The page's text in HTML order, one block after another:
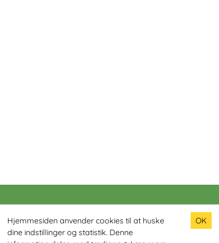
Hjemmesiden anvender cookies til at huske
dine indstillinger og statistik. Denne
OK
Populære produkter